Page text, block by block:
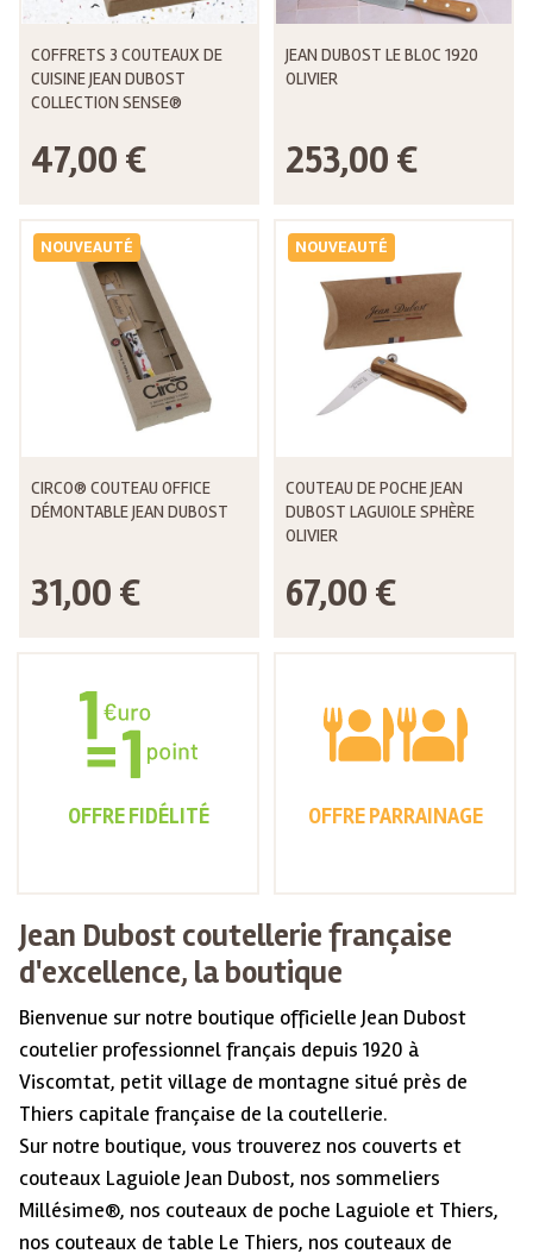
COFFRETS 3 COUTEAUX DE
CUISINE JEAN DUBOST
COLLECTION SENSE®
47,00 €
JEAN DUBOST LE BLOC 1920
OLIVIER
253,00 €
NOUVEAUTÉ
CIRCO® COUTEAU OFFICE
DÉMONTABLE JEAN DUBOST
31,00 €
NOUVEAUTÉ
COUTEAU DE POCHE JEAN
DUBOST LAGUIOLE SPHÈRE
OLIVIER
67,00 €
OFFRE FIDÉLITÉ OFFRE PARRAINAGE
Jean Dubost coutellerie française
d'excellence, la boutique
Bienvenue sur notre boutique officielle Jean Dubost
coutelier professionnel français depuis 1920 à
Viscomtat, petit village de montagne situé près de
Thiers capitale française de la coutellerie.
Sur notre boutique, vous trouverez nos couverts et
couteaux Laguiole Jean Dubost, nos sommeliers
Millésime®, nos couteaux de poche Laguiole et Thiers,
nos couteaux de table Le Thiers, nos couteaux de